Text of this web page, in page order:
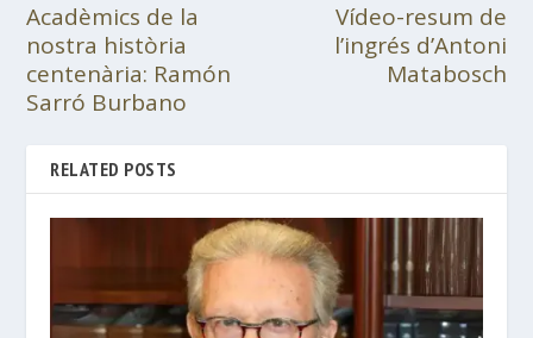
Acadèmics de la
nostra història
centenària: Ramón
Sarró Burbano
Vídeo-resum de
l’ingrés d’Antoni
Matabosch
RELATED POSTS